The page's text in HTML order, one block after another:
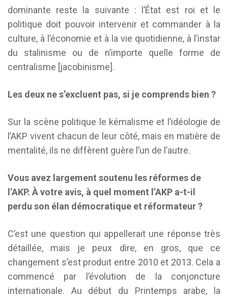
dominante reste la suivante : l’État est roi et le
politique doit pouvoir intervenir et commander à la
culture, à l’économie et à la vie quotidienne, à l’instar
du stalinisme ou de n’importe quelle forme de
centralisme [jacobinisme].
Les deux ne s’excluent pas, si je comprends bien ?
Sur la scène politique le kémalisme et l’idéologie de
l’AKP vivent chacun de leur côté, mais en matière de
mentalité, ils ne diffèrent guère l’un de l’autre.
Vous avez largement soutenu les réformes de
l’AKP. À votre avis, à quel moment l’AKP a-t-il
perdu son élan démocratique et réformateur ?
C’est une question qui appellerait une réponse très
détaillée, mais je peux dire, en gros, que ce
changement s’est produit entre 2010 et 2013. Cela a
commencé par l’évolution de la conjoncture
internationale. Au début du Printemps arabe, la